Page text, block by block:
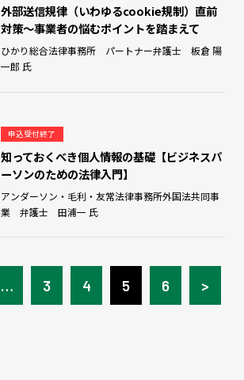
外部送信規律（いわゆるcookie規制）直前
対策～事業者の悩むポイントを踏まえて
ひかり総合法律事務所 パートナー弁護士 板倉 陽
一郎 氏
申込受付終了
知っておくべき個人情報の基礎【ビジネスパ
ーソンのための法律入門】
アンダーソン・毛利・友常法律事務所外国法共同事
業 弁護士 田浦一 氏
… 3 4 5 6 >